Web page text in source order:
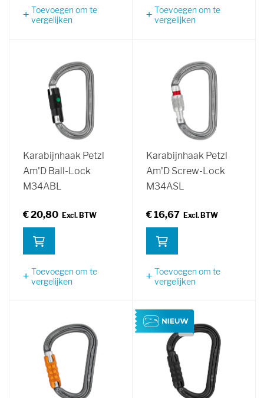
Toevoegen om te
vergelijken
Toevoegen om te
vergelijken
Karabijnhaak Petzl
Am'D Ball-Lock
M34ABL
€ 20,80
Toevoegen om te
vergelijken
Karabijnhaak Petzl
Am'D Screw-Lock
M34ASL
€ 16,67
Toevoegen om te
vergelijken